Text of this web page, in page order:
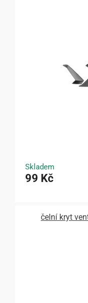
Skladem
99 Kč
čelní kryt